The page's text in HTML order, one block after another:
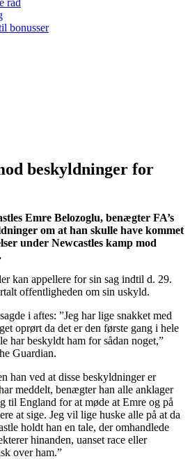
bonusser
beskyldninger for
Emre Belozoglu, benægter FA’s
om at han skulle have kommet
under Newcastles kamp mod
kan appellere for sin sag indtil d. 29.
offentligheden om sin uskyld.
i aftes: ”Jeg har lige snakket med
oprørt da det er den første gang i hele
har beskyldt ham for sådan noget,”
Guardian.
han ved at disse beskyldninger er
meddelt, benægter han alle anklager
til England for at møde at Emre og på
at sige. Jeg vil lige huske alle på at da
holdt han en tale, der omhandlede
hinanden, uanset race eller
over ham.”